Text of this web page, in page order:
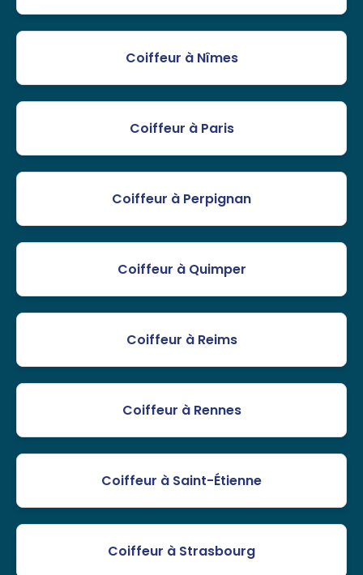
Coiffeur à Nîmes
Coiffeur à Paris
Coiffeur à Perpignan
Coiffeur à Quimper
Coiffeur à Reims
Coiffeur à Rennes
Coiffeur à Saint-Étienne
Coiffeur à Strasbourg